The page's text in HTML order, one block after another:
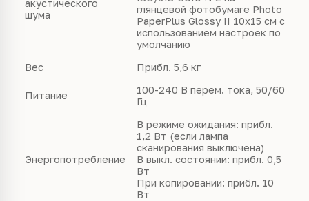
акустического
шума
глянцевой фотобумаге Photo
PaperPlus Glossy II 10x15 см с
использованием настроек по
умолчанию
Вес
Прибл. 5,6 кг
Питание
100-240 В перем. тока, 50/60
Гц
Энергопотребление
В режиме ожидания: прибл.
1,2 Вт (если лампа
сканирования выключена)
В выкл. состоянии: прибл. 0,5
Вт
При копировании: прибл. 10
Вт